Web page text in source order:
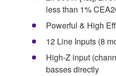
less than 1%
Powerful & High
12 Line Inputs (8
High-Z input
basses directly